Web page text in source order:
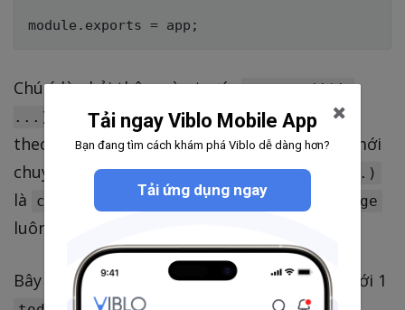
Chú ý là phải thêm vào trước app.get('*',
...)
vì ứng dụng sẽ tự tìm kiếm các route
theo thứ tự để match , nếu không phù hợp mới
chuyển sang route ở dưới. app.get('*', ...)
là catch tất cả các request và return message
luôn.
Bây giờ chúng ta sẽ dùng POSTMAN để tạo mới 1
Tải ngay Viblo Mobile App
Bạn đang tìm cách khám phá Viblo dễ dàng hơn?
Tải ứng dụng ngay